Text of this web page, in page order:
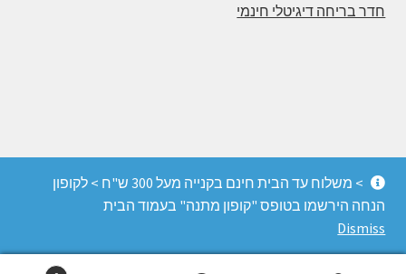
חדר בריחה דיגיטלי חינמי
מחשבה 2026
החנות מופעלת על ידי Storefront ו-WooCommerce
> משלוח עד הבית חינם בקנייה מעל 300 ש"ח > לקופון
הנחה הירשמו בטופס "קופון מתנה" בעמוד הבית
Dismiss